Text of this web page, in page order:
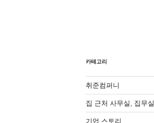
카테고리
취준컴퍼니
집 근처 사무실, 집무실
기업 스토리